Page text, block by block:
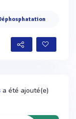
a été ajouté(e)